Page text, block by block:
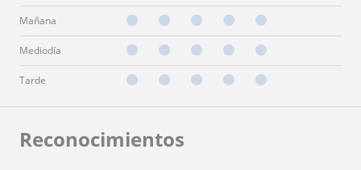
Mañana
Mediodía
Tarde
Reconocimientos